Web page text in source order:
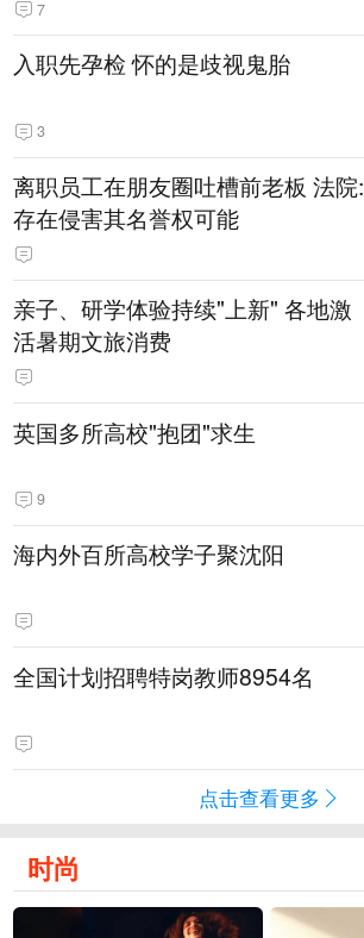
7
入职先孕检 怀的是歧视鬼胎
3
离职员工在朋友圈吐槽前老板 法院:
存在侵害其名誉权可能
亲子、研学体验持续"上新" 各地激
活暑期文旅消费
英国多所高校"抱团"求生
9
海内外百所高校学子聚沈阳
全国计划招聘特岗教师8954名
点击查看更多
时尚